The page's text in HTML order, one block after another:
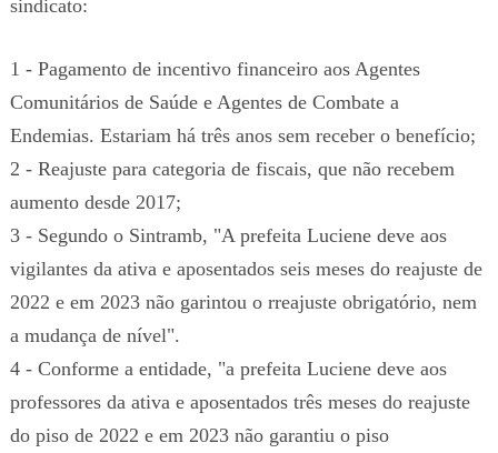
sindicato:
1 - Pagamento de incentivo financeiro aos Agentes
Comunitários de Saúde e Agentes de Combate a
Endemias. Estariam há três anos sem receber o benefício;
2 - Reajuste para categoria de fiscais, que não recebem
aumento desde 2017;
3 - Segundo o Sintramb, "A prefeita Luciene deve aos
vigilantes da ativa e aposentados seis meses do reajuste de
2022 e em 2023 não garintou o rreajuste obrigatório, nem
a mudança de nível".
4 - Conforme a entidade, "a prefeita Luciene deve aos
professores da ativa e aposentados três meses do reajuste
do piso de 2022 e em 2023 não garantiu o piso